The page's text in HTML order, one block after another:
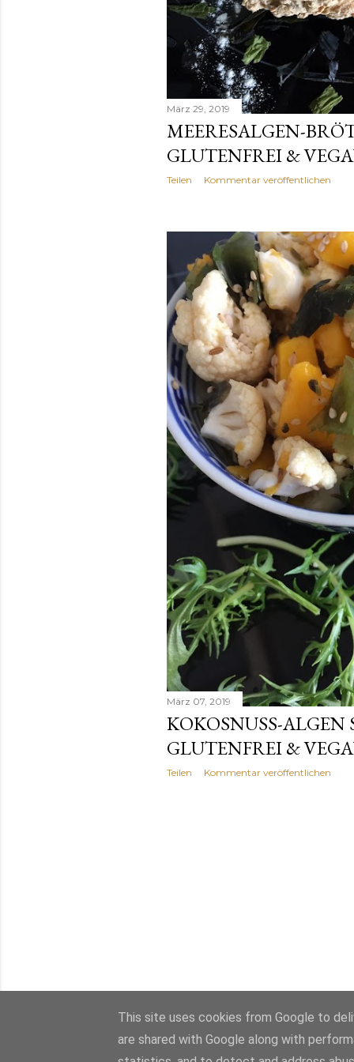
März 29, 2019
MEERESALGEN-
GLUTENFREI &
Teilen Kommentar veröffentlichen
März 07, 2019
KOKOSNUSS-ALGEN
GLUTENFREI &
Teilen Kommentar veröffentlichen
This site uses cookies from Google to
are shared with Google along with